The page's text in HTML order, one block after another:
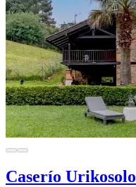
Caserío Urikosolo